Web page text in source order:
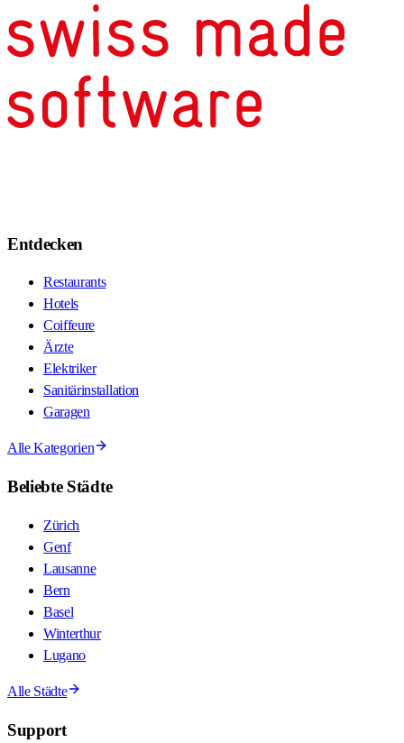
Entdecken
Restaurants
Hotels
Coiffeure
Ärzte
Elektriker
Sanitärinstallation
Garagen
Alle Kategorien
Beliebte Städte
Zürich
Genf
Lausanne
Bern
Basel
Winterthur
Lugano
Alle Städte
Support